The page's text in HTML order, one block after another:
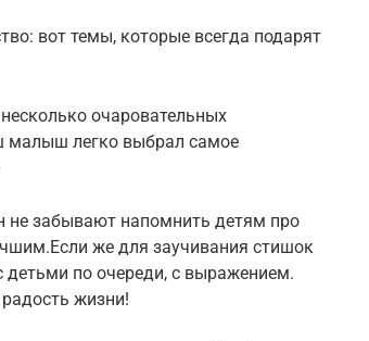
вот темы, которые всегда подарят
очаровательных
малыш легко выбрал самое
не забывают напомнить детям про
же для заучивания стишок
детьми по очереди, с выражением.
жизни!